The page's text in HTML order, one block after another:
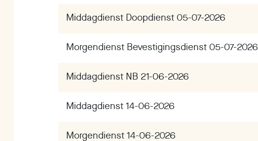
Middagdienst Doopdienst 05-07-2026
Morgendienst Bevestigingsdienst 05-07-2026
Middagdienst NB 21-06-2026
Middagdienst 14-06-2026
Morgendienst 14-06-2026